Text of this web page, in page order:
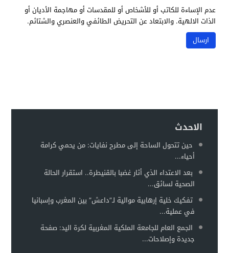
عدم الإساءة للكاتب أو للأشخاص أو للمقدسات أو مهاجمة الأديان أو
الذات الالهية. والابتعاد عن التحريض الطائفي والعنصري والشتائم.
الاحدث
حين تتحول الساحة إلى مطرح نفايات: من يحمي كرامة
أحياء...
بعد الاعتداء الذي أثار غضبا بالقنيطرة.. استقرار الحالة
الصحية لسائق...
تفكيك خلية إرهابية موالية لـ”داعش” بين المغرب وإسبانيا
في عملية...
الجمع العام للجامعة الملكية المغربية لكرة اليد: صفحة
جديدة وإصلاحات...